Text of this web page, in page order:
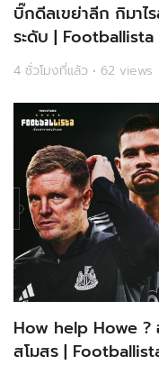
บิ๊กดีลเขย่าลีก กิมาไ
ระดับ |
4 ชั่วโมงที่แล้ว • 62 views
How help Howe ?
สโมสร |